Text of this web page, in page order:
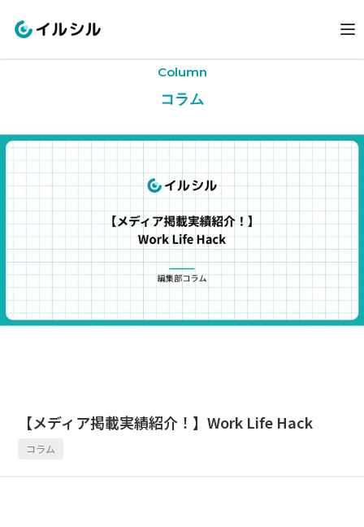
Column
コラム
【メディア掲載実績紹介！】Work Life Hack
コラム